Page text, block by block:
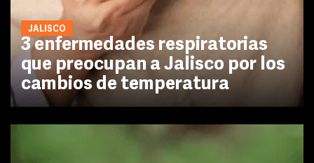
JALISCO
3 enfermedades respiratorias
que preocupan a Jalisco por los
cambios de temperatura